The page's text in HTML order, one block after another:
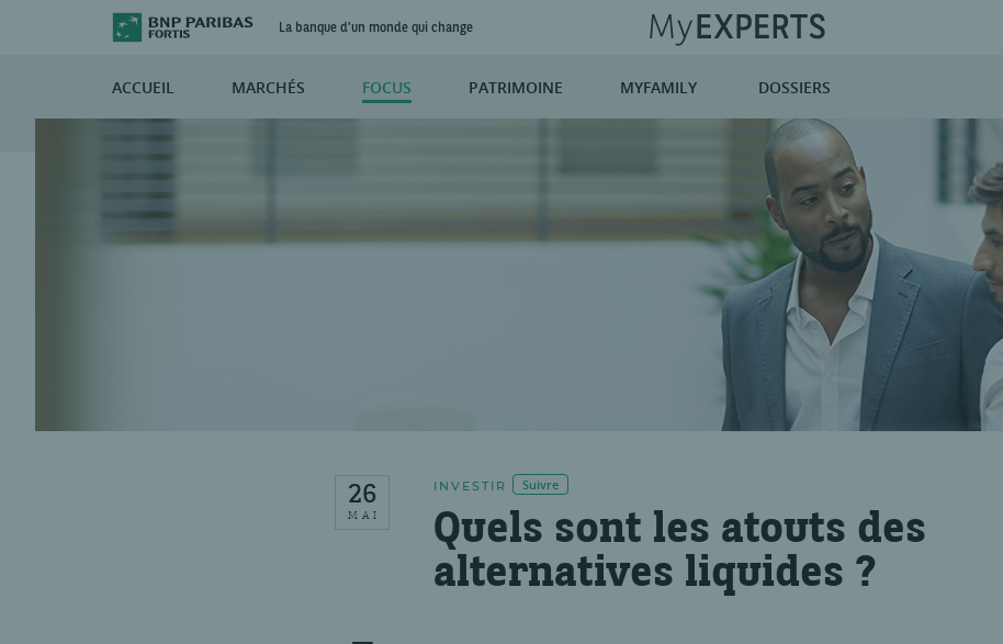
La banque d'un monde qui change
ACCUEIL MARCHÉS FOCUS PATRIMOINE MYFAMILY DOSSIERS
INVESTIR Suivre
26
MAI
Quels sont les atouts des
alternatives liquides ?